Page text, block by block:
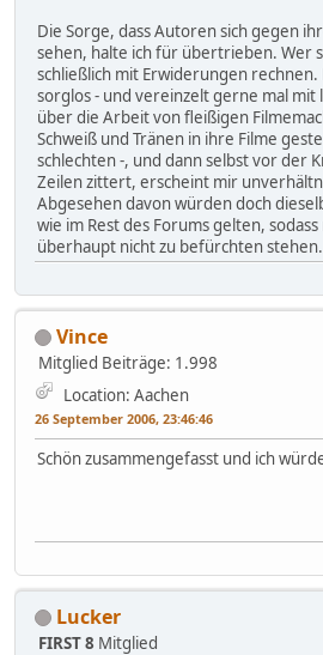
Die Sorge, dass Autoren sich gegen
sehen, halte ich für übertrieben. Wer
schließlich mit Erwiderungen rechnen.
sorglos - und vereinzelt gerne mal mit
über die Arbeit von fleißigen
Schweiß und Tränen in ihre Filme
schlechten -, und dann selbst vor der
Zeilen zittert, erscheint mir
Abgesehen davon würden doch
wie im Rest des Forums gelten,
überhaupt nicht zu befürchten stehen.
Vince
Mitglied Beiträge: 1.998
Location: Aachen
26 September 2006, 23:46:46
Schön zusammengefasst und ich
Lucker
FIRST 8 Mitglied